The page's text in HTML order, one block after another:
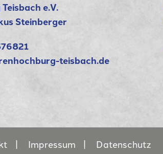
e.V.
Steinberger
teisbach.de
Impressum Datenschutz